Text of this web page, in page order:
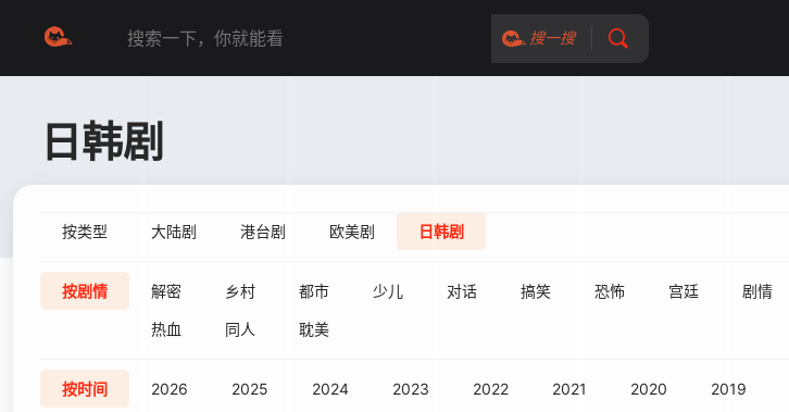
搜一搜
日韩剧
按类型 大陆剧 港台剧 欧美剧 日韩剧
按剧情 解密 乡村 都市 少儿 对话 搞笑 恐怖 宫廷 剧情
热血 同人 耽美
按时间 2026 2025 2024 2023 2022 2021 2020 2019